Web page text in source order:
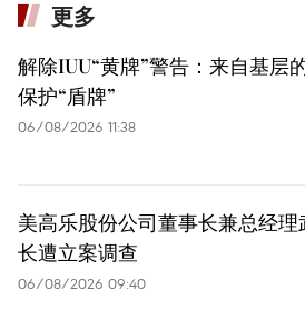
更多
解除IUU“黄牌”警告：来自基层
保护“盾牌”
06/08/2026 11:38
美高乐股份公司董事长兼总经理
长遭立案调查
06/08/2026 09:40